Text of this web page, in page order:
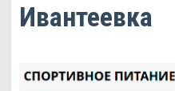
Ивантеевка